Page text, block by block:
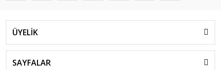
ÜYELİK
SAYFALAR